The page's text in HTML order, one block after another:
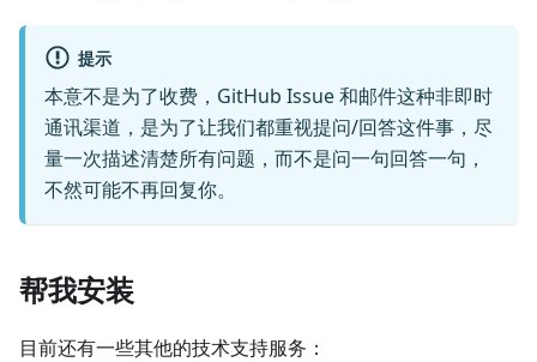
提示
本意不是为了收费，GitHub Issue 和邮件这种非即时
通讯渠道，是为了让我们都重视提问/回答这件事，尽
量一次描述清楚所有问题，而不是问一句回答一句，
不然可能不再回复你。
帮我安装
目前还有一些其他的技术支持服务：